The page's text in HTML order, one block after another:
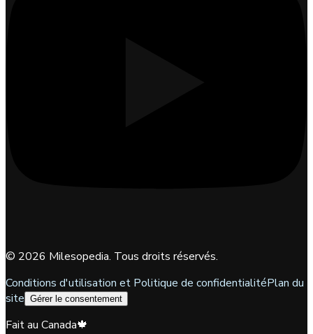
© 2026 Milesopedia. Tous droits réservés.
Conditions d'utilisation et Politique de confidentialitéPlan du
site Gérer le consentement
Fait au Canada🍁